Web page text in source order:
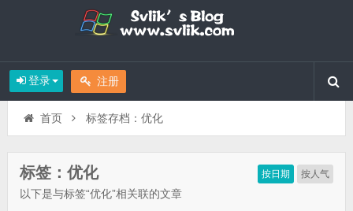
登录 注册
首页 标签存档：优化
按日期 按人气
标签：优化
以下是与标签“优化”相关联的文章